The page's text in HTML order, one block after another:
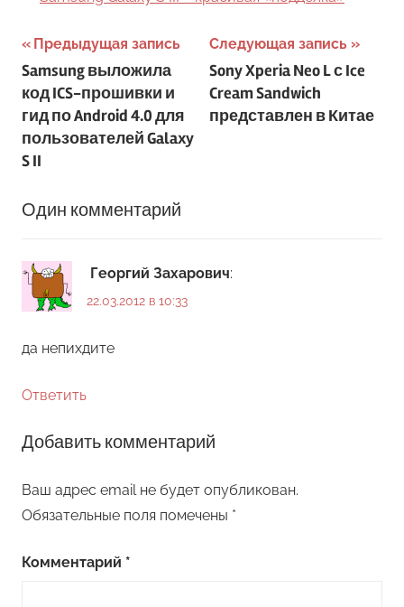
Навигация
по
записям
Предыдущая запись
Samsung выложила
код ICS-прошивки и
гид по Android 4.0 для
пользователей Galaxy
S II
Следующая запись
Sony Xperia Neo L с Ice
Cream Sandwich
представлен в Китае
Один комментарий
Георгий Захарович:
22.03.2012 в 10:33
да непихдите
Ответить
Добавить комментарий
Ваш адрес email не будет опубликован.
Обязательные поля помечены *
Комментарий *